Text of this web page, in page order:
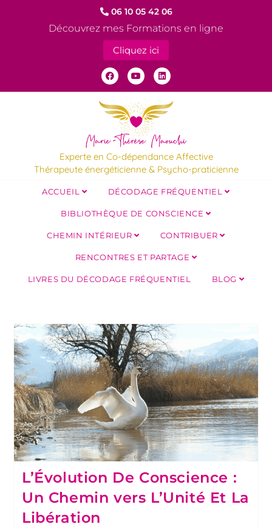
06 10 05 42 06
Découvrez mes Formations en ligne
Cliquez ici
Experte en Co-dépendance Affective
Thérapeute énergéticienne & Psycho-praticienne
ACCUEIL DÉCODAGE FRÉQUENTIEL
BIBLIOTHÈQUE DE CONSCIENCE
CHEMIN INTÉRIEUR CONTRIBUER
RENCONTRES ET PARTAGE
LIVRES DU DÉCODAGE FRÉQUENTIEL BLOG
L’Évolution De Conscience :
Un Chemin vers L’Unité Et La
Libération